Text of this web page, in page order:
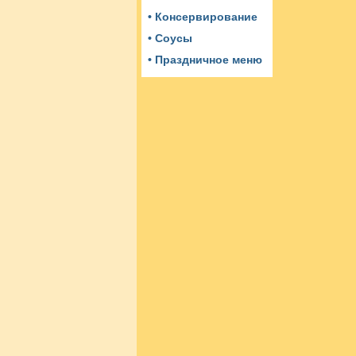
• Консервирование
• Соусы
• Праздничное меню